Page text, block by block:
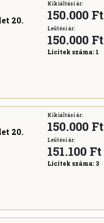
20.
Kikiáltási ár:
150.000 Ft
Leütési ár:
150.000 Ft
Licitek száma: 1
20.
Kikiáltási ár:
150.000 Ft
Leütési ár:
151.100 Ft
Licitek száma: 3